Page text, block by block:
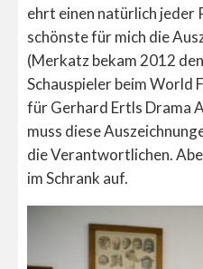
ehrt einen natürlich jeder
schönste für mich die
(Merkatz bekam 2012
Schauspieler beim World
für Gerhard Ertls Drama
muss diese
die Verantwortlichen.
im Schrank auf.